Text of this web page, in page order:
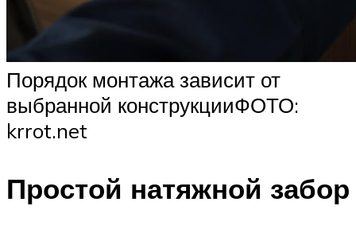
Порядок монтажа зависит от
выбранной конструкцииФОТО:
krrot.net
Простой натяжной забор